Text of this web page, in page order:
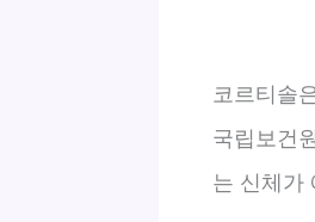
코르티솔
국립보건
는 신체가